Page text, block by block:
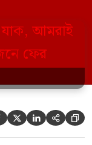
পড়াশোনায়
বলেন,
করছে
সব
   